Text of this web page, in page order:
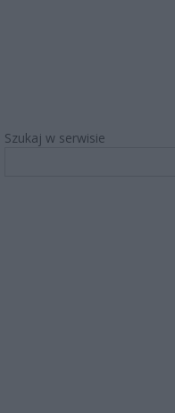
Szukaj w serwisie